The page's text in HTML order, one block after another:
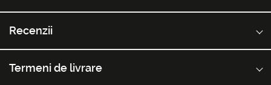
Recenzii
Termeni de livrare